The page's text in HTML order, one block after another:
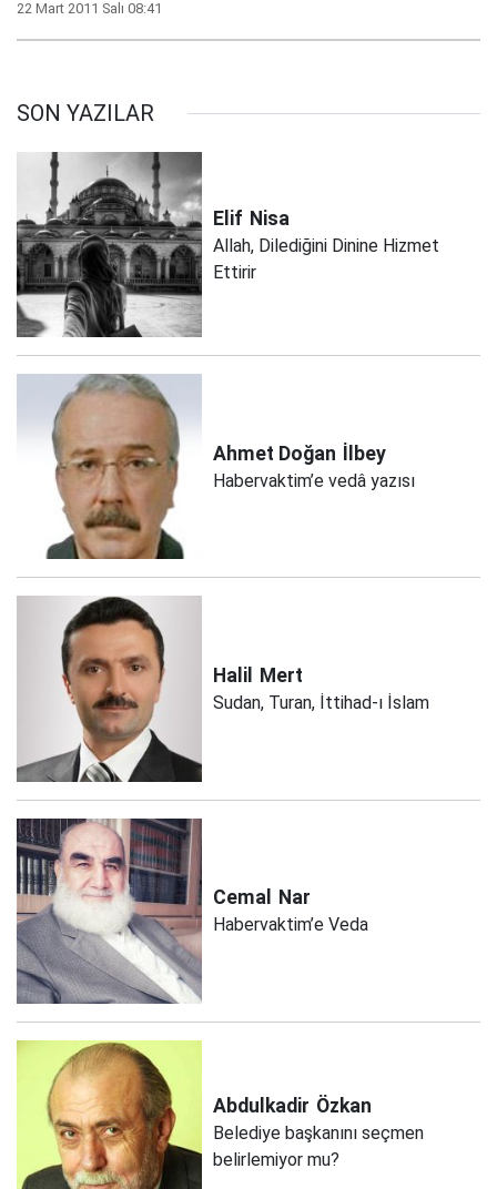
22 Mart 2011 Salı 08:41
SON YAZILAR
Elif Nisa
Allah, Dilediğini Dinine Hizmet
Ettirir
Ahmet Doğan İlbey
Habervaktim’e vedâ yazısı
Halil Mert
Sudan, Turan, İttihad-ı İslam
Cemal Nar
Habervaktim’e Veda
Abdulkadir Özkan
Belediye başkanını seçmen
belirlemiyor mu?